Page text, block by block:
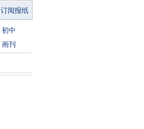
订阅报纸
初中
画刊